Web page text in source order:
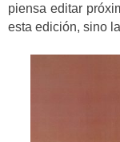
piensa editar
esta edición, sino